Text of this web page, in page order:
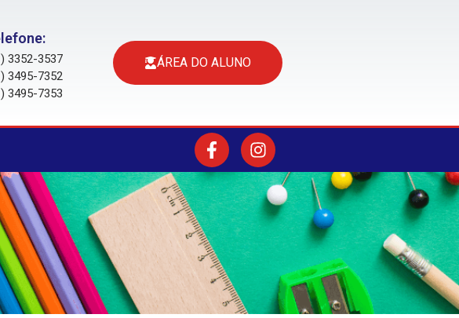
3352-3537
3495-7352
3495-7353
ÁREA DO ALUNO